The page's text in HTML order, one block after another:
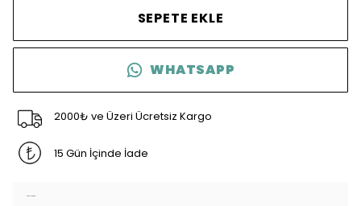
SEPETE EKLE
WHATSAPP
2000₺ ve Üzeri Ücretsiz Kargo
15 Gün İçinde İade